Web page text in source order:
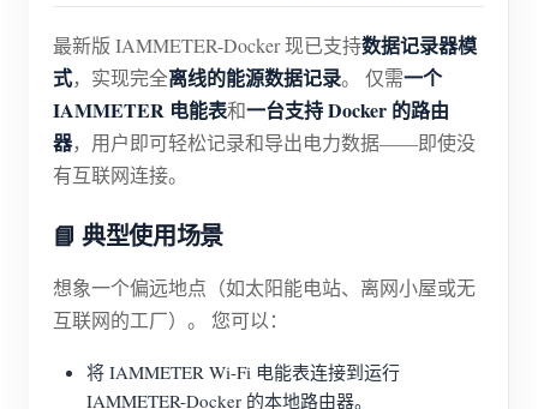
最新版 IAMMETER-Docker 现已支持数据记录器模
式，实现完全离线的能源数据记录。 仅需一个
IAMMETER 电能表和一台支持 Docker 的路由
器，用户即可轻松记录和导出电力数据——即使没
有互联网连接。
📘 典型使用场景
想象一个偏远地点（如太阳能电站、离网小屋或无
互联网的工厂）。 您可以：
将 IAMMETER Wi-Fi 电能表连接到运行
IAMMETER-Docker 的本地路由器。